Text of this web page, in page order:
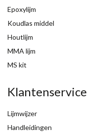
Epoxylijm
Koudlas middel
Houtlijm
MMA lijm
MS kit
Klantenservice
Lijmwijzer
Handleidingen